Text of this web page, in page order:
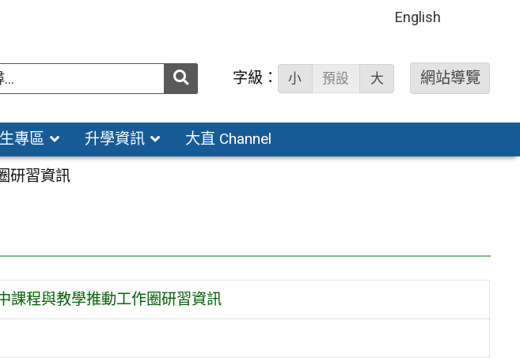
English
送出 字級： 小 預設 大 網站導覽
專區 升學資訊 大直 Channel
研習資訊
課程與教學推動工作圈研習資訊